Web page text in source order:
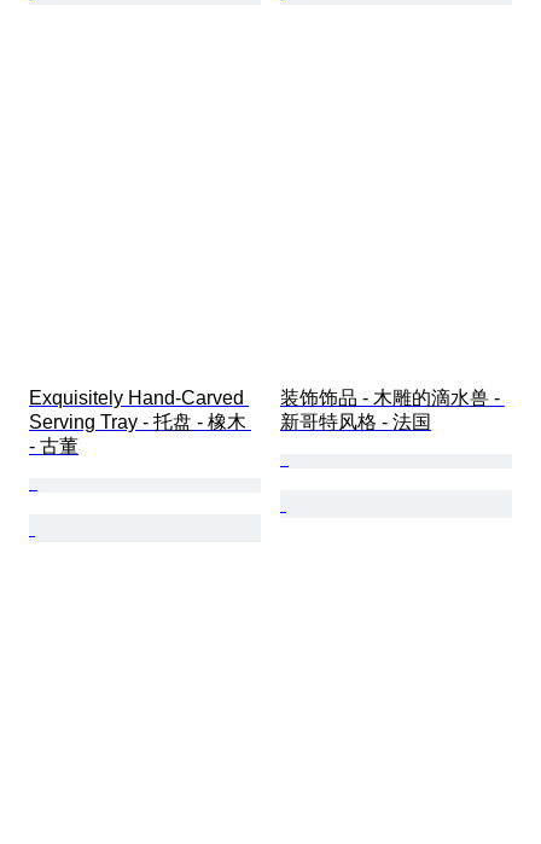
Exquisitely Hand-Carved
Serving Tray - 托盘 - 橡木
- 古董
装饰饰品 - 木雕的滴水兽 -
新哥特风格 - 法国